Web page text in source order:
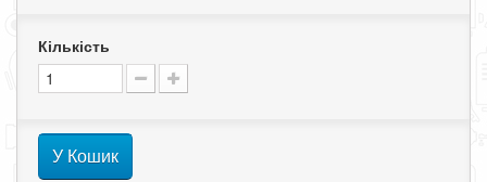
Кількість
У Кошик